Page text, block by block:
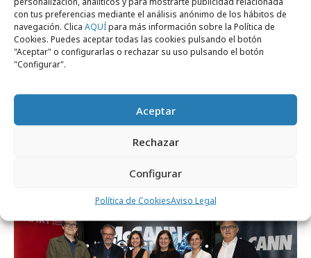
con tus preferencias mediante el análisis anónimo de los hábitos de
navegación. Clica AQUÍpara más información sobre la Política de
Cookies. Puedes aceptar todas las cookies pulsando el botón
"Aceptar" o configurarlas o rechazar su uso pulsando el botón
"Configurar".
Aceptar
Rechazar
Configurar
Política de CookiesAviso Legal
Agencias creativas: suben salarios y
Profesionales